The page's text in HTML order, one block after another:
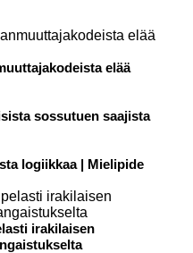
elää
sossutuen saajista
logiikkaa | Mielipide
irakilaisen